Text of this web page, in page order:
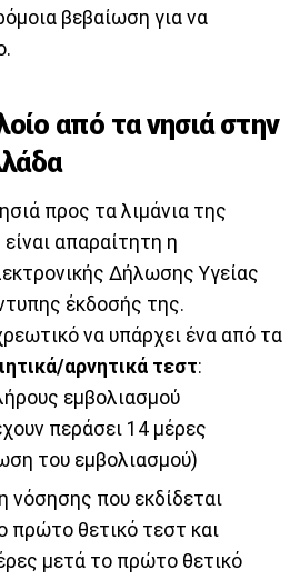
βεβαίωση για να
από τα νησιά στην
προς τα λιμάνια της
απαραίτητη η
Δήλωσης Υγείας
έκδοσής της.
να υπάρχει ένα από τα
αρνητικά τεστ:
εμβολιασμού
περάσει 14 μέρες
του εμβολιασμού)
νόσησης που εκδίδεται
πρώτο θετικό τεστ και
μετά το πρώτο θετικό